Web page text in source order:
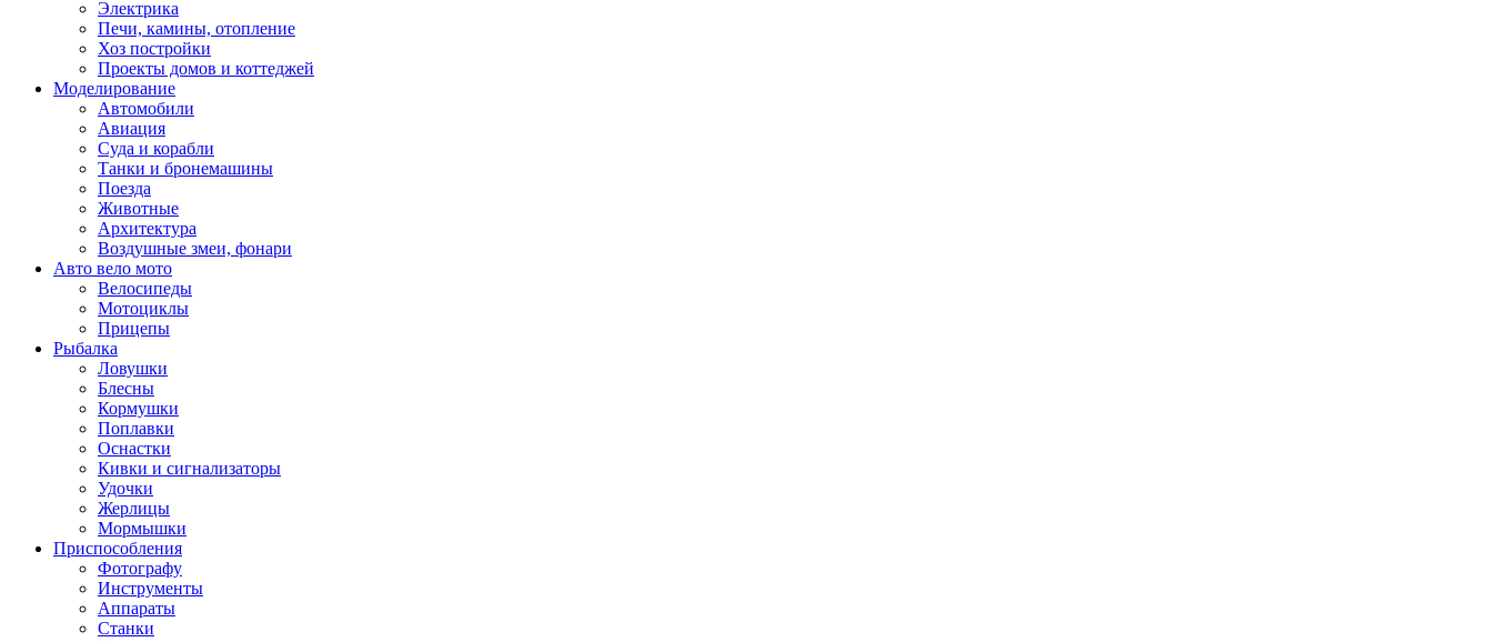
Электрика
Печи, камины, отопление
Хоз постройки
Проекты домов и коттеджей
Моделирование
Автомобили
Авиация
Суда и корабли
Танки и бронемашины
Поезда
Животные
Архитектура
Воздушные змеи, фонари
Авто вело мото
Велосипеды
Мотоциклы
Прицепы
Рыбалка
Ловушки
Блесны
Кормушки
Поплавки
Оснастки
Кивки и сигнализаторы
Удочки
Жерлицы
Мормышки
Приспособления
Фотографу
Инструменты
Аппараты
Станки